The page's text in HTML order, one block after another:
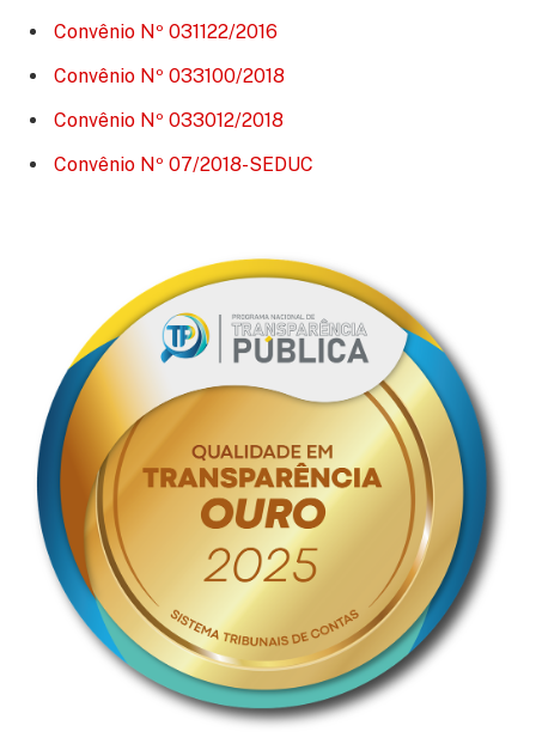
Convênio Nº 031122/2016
Convênio Nº 033100/2018
Convênio Nº 033012/2018
Convênio Nº 07/2018-SEDUC